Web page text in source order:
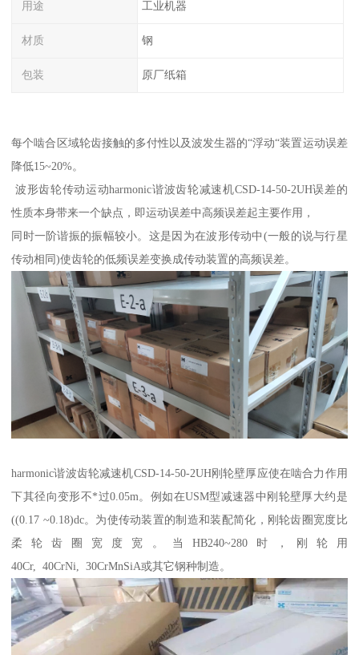
用途 工业机器
材质 钢
包装 原厂纸箱
每个啮合区域轮齿接触的多付性以及波发生器的“浮动“装置运动误差
降低15~20%。
波形齿轮传动运动harmonic谐波齿轮减速机CSD-14-50-2UH误差的
性质本身带来一个缺点，即运动误差中高频误差起主要作用，
同时一阶谐振的振幅较小。这是因为在波形传动中(一般的说与行星
传动相同)使齿轮的低频误差变换成传动装置的高频误差。
harmonic谐波齿轮减速机CSD-14-50-2UH刚轮壁厚应使在啮合力作用
下其径向变形不*过0.05m。例如在USM型减速器中刚轮壁厚大约是
((0.17 ~0.18)dc。为使传动装置的制造和装配简化，刚轮齿圈宽度比
柔轮齿圈宽度宽。当HB240~280时，刚轮用
40Cr, 40CrNi, 30CrMnSiA或其它钢种制造。